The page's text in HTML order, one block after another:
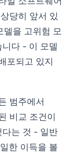
당히 앞서 있
을 고위험 모
다 - 이 모델
포되고 있지
범주에서
비교 조건이
다는 것 - 일반
한 이득을 볼